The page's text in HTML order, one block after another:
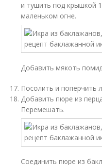
и тушить под крышкой
маленьком огне.
Добавить мякоть
Посолить и поперчить
Добавить пюре из
Перемешать.
Соединить пюре из